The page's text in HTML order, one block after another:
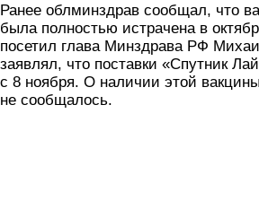
Ранее облминздрав сообщал, что
была полностью истрачена в
посетил глава Минздрава РФ
заявлял, что поставки «Спутник
с 8 ноября. О наличии этой
не сообщалось.